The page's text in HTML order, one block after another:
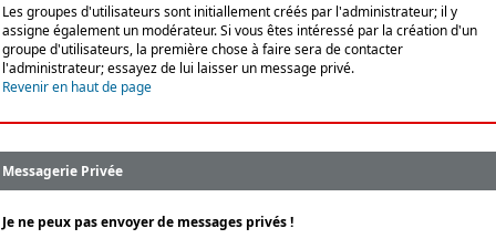
Les groupes d'utilisateurs sont initiallement créés par l'administrateur; il y
assigne également un modérateur. Si vous êtes intéressé par la création d'un
groupe d'utilisateurs, la première chose à faire sera de contacter
l'administrateur; essayez de lui laisser un message privé.
Revenir en haut de page
Messagerie Privée
Je ne peux pas envoyer de messages privés !